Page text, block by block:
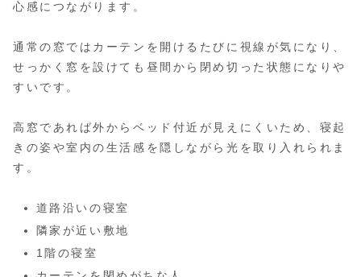
心感につながります。
通常の窓ではカーテンを開けるたびに視線が気になり、
せっかく窓を設けても昼間から閉め切った状態になりや
すいです。
高窓であれば外からベッド付近が見えにくいため、寝起
きの姿や室内の生活感を隠しながら光を取り入れられま
す。
道路沿いの寝室
隣家が近い敷地
1階の寝室